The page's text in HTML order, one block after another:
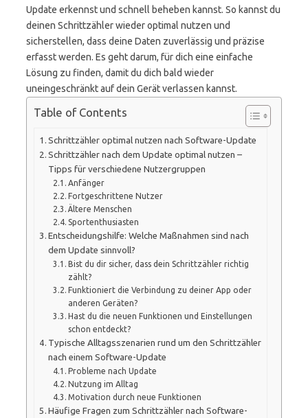
Update erkennst und schnell beheben kannst. So kannst du
deinen Schrittzähler wieder optimal nutzen und
sicherstellen, dass deine Daten zuverlässig und präzise
erfasst werden. Es geht darum, für dich eine einfache
Lösung zu finden, damit du dich bald wieder
uneingeschränkt auf dein Gerät verlassen kannst.
Table of Contents
Schrittzähler optimal nutzen nach Software-Update
Schrittzähler nach dem Update optimal nutzen –
Tipps für verschiedene Nutzergruppen
Anfänger
Fortgeschrittene Nutzer
Ältere Menschen
Sportenthusiasten
Entscheidungshilfe: Welche Maßnahmen sind nach
dem Update sinnvoll?
Bist du dir sicher, dass dein Schrittzähler richtig
zählt?
Funktioniert die Verbindung zu deiner App oder
anderen Geräten?
Hast du die neuen Funktionen und Einstellungen
schon entdeckt?
Typische Alltagsszenarien rund um den Schrittzähler
nach einem Software-Update
Probleme nach Update
Nutzung im Alltag
Motivation durch neue Funktionen
Häufige Fragen zum Schrittzähler nach Software-